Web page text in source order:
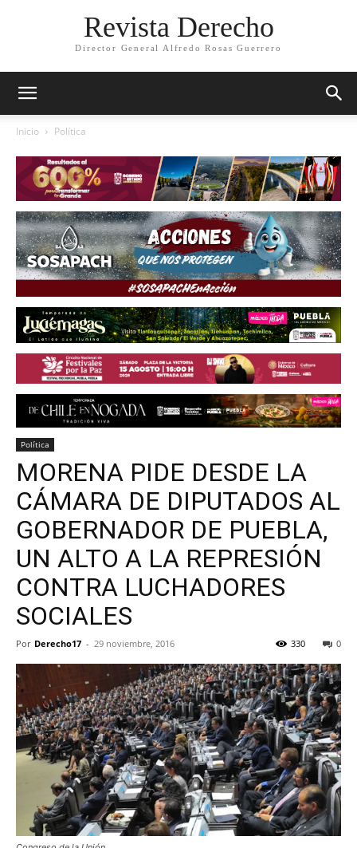
Revista Derecho
Director General Alfredo Rosas Guerrero
Inicio Política
Política
MORENA PIDE DESDE LA
CÁMARA DE DIPUTADOS AL
GOBERNADOR DE PUEBLA,
UN ALTO A LA REPRESIÓN
CONTRA LUCHADORES
SOCIALES
Por Derecho17 - 29 noviembre, 2016 0
330